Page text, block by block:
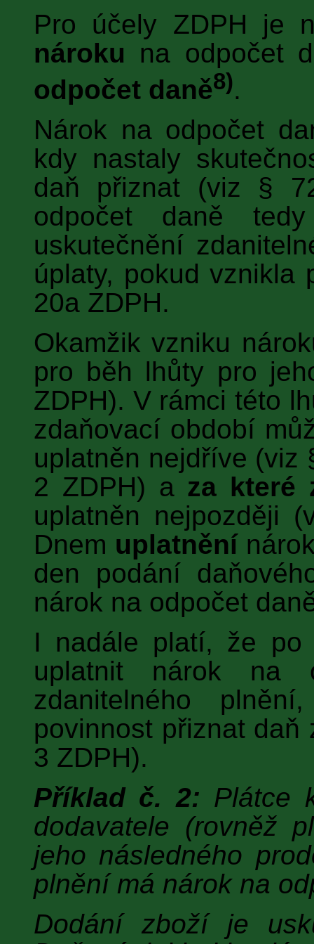
Pro účely ZDPH je
nároku na odpočet
odpočet daně8).
Nárok na odpočet
kdy nastaly
daň přiznat (viz §
odpočet daně
uskutečnění
úplaty, pokud vznikla
20a ZDPH.
Okamžik vzniku
pro běh lhůty pro
ZDPH). V rámci této
zdaňovací období
uplatněn nejdříve (viz
2 ZDPH) a za které
uplatněn nejpozději
Dnem uplatnění
den podání
nárok na odpočet
I nadále platí, že po
uplatnit nárok na
zdanitelného
povinnost přiznat
3 ZDPH).
Příklad č. 2: Plátce
dodavatele (rovněž
jeho následného
plnění má nárok na
Dodání zboží je